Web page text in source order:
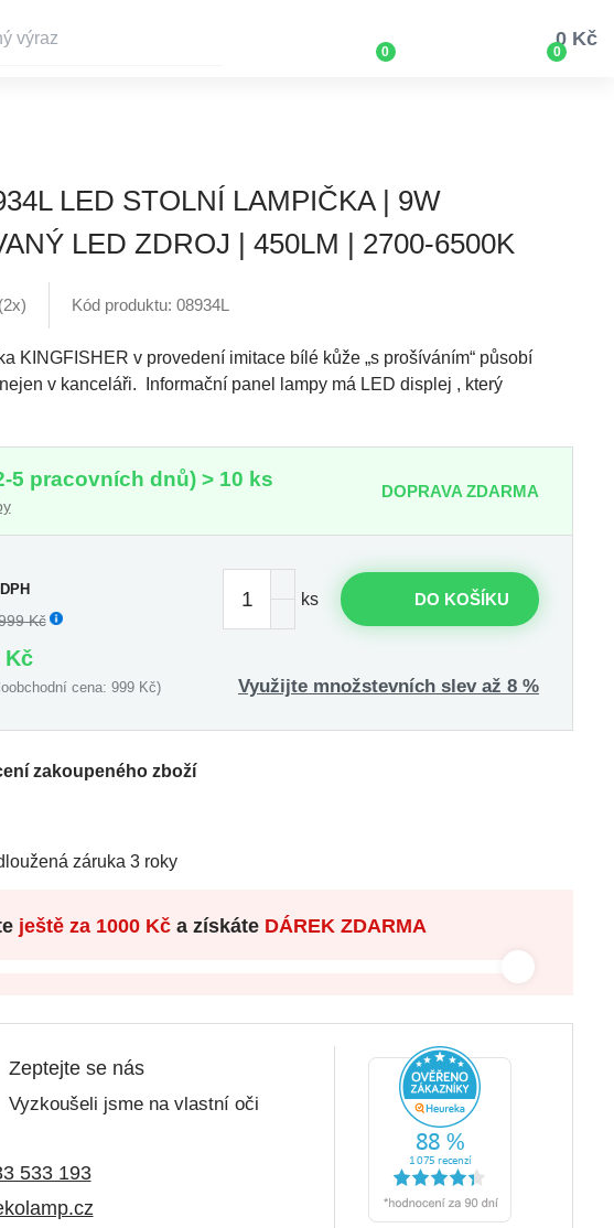
0 0
0 Kč
LED STOLNÍ LAMPIČKA | 9W
LED ZDROJ | 450LM | 2700-6500K
(2x) Kód produktu: 08934L
KINGFISHER v provedení imitace bílé kůže „s prošíváním“ působí
v kanceláři. Informační panel lampy má LED displej , který
5 pracovních dnů) > 10 ks DOPRAVA ZDARMA
Kč
Kč
cena: 999 Kč)
ks DO KOŠÍKU
Využijte množstevních slev až 8 %
zakoupeného zboží
záruka 3 roky
ještě za 1000 Kč a získáte DÁREK ZDARMA
Zeptejte se nás
Vyzkoušeli jsme na vlastní oči
533 193